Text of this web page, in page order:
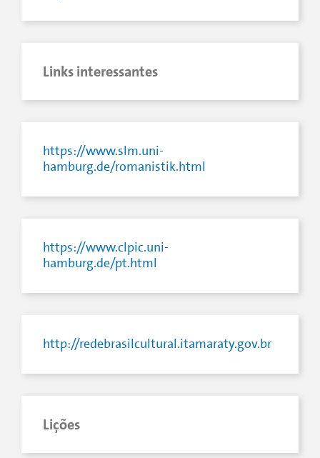
Links interessantes
https://www.slm.uni-
hamburg.de/romanistik.html
https://www.clpic.uni-
hamburg.de/pt.html
http://redebrasilcultural.itamaraty.gov.br
Lições